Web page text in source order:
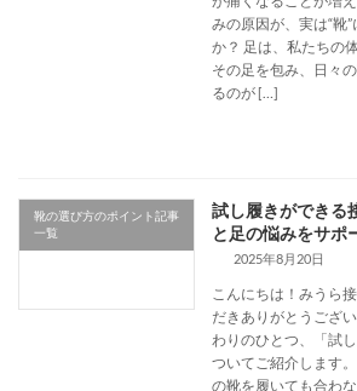
みの原因が、実は“靴
か？ 足は、私たちの
その足を包み、日々
るのが […]
靴の選び方のポイント記事
一覧
試し履きができる
と足の悩みをサポ
2025年8月20日
こんにちは！みうら
だきありがとうござ
わりのひとつ、「試
ついてご紹介します
の靴を履いても合わ